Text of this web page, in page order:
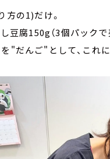
方の1)だけ。
豆腐150g（3個パック
"だんご"として、これ